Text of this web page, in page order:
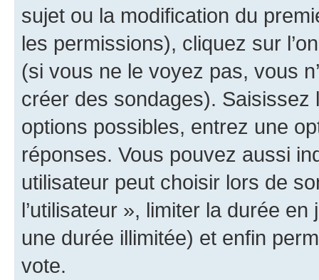
sujet ou la modification du
les permissions), cliquez sur
(si vous ne le voyez pas, vous
créer des sondages).
options possibles, entrez une
réponses. Vous pouvez aussi
utilisateur peut choisir lors de
l’utilisateur », limiter la durée
une durée illimitée) et enfin
vote.